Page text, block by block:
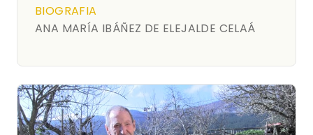
BIOGRAFIA
ANA MARÍA IBÁÑEZ DE ELEJALDE CELAÁ